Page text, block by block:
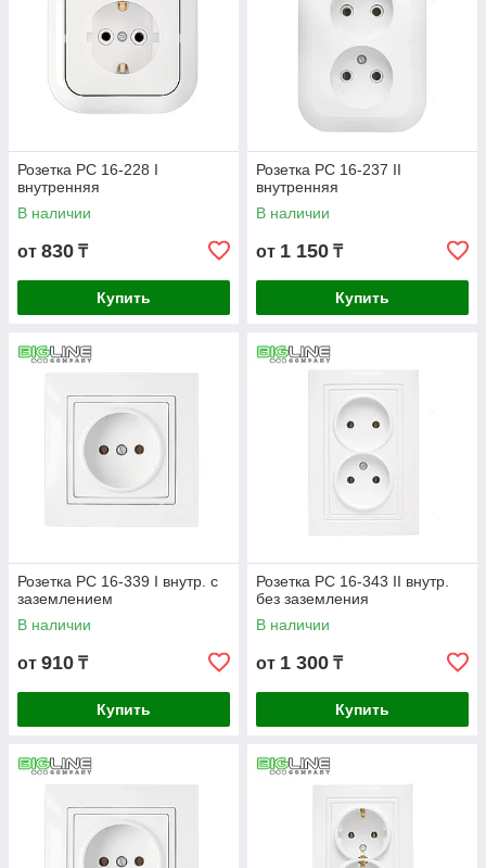
Розетка РС 16-228 I
внутренняя
В наличии
от 830 ₸
Купить
Розетка РС 16-237 II
внутренняя
В наличии
от 1 150 ₸
Купить
Розетка РС 16-339 I внутр. с
заземлением
В наличии
от 910 ₸
Купить
Розетка РС 16-343 II внутр.
без заземления
В наличии
от 1 300 ₸
Купить